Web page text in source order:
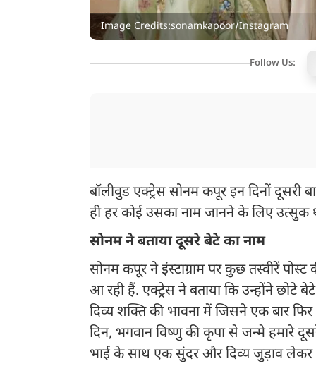
Image Credits:sonamkapoor/Instagram
Follow Us:
बॉलीवुड एक्ट्रेस सोनम कपूर इन दिनों
ही हर कोई उसका नाम जानने के लिए उत्सुक
सोनम ने बताया दूसरे बेटे का नाम
सोनम कपूर ने इंस्टाग्राम पर कुछ तस्वीरें
आ रही हैं. एक्ट्रेस ने बताया कि उन्होंने छोटे
दिव्य शक्ति की भावना में जिसने एक बार
दिन, भगवान विष्णु की कृपा से जन्मे हमारे
भाई के साथ एक सुंदर और दिव्य जुड़ाव